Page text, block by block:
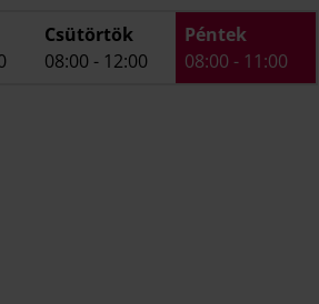
Csütörtök
08:00 - 12:00
Péntek
08:00 - 11:00